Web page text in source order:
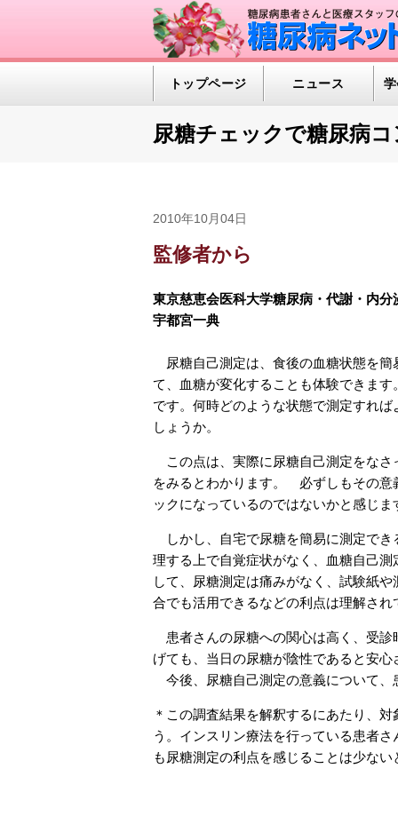
トップページ ニュース
尿糖チェックで糖尿病
2010年10月04日
監修者から
東京慈恵会医科大学糖尿病・代謝・内分
宇都宮一典
尿糖自己測定は、食後の血糖状態を簡
て、血糖が変化することも体験できま
です。何時どのような状態で測定すれ
しょうか。
この点は、実際に尿糖自己測定をなさ
をみるとわかります。 必ずしもその意
ックになっているのではないかと感じま
しかし、自宅で尿糖を簡易に測定でき
理する上で自覚症状がなく、血糖自己
して、尿糖測定は痛みがなく、試験紙
合でも活用できるなどの利点は理解され
患者さんの尿糖への関心は高く、受診
げても、当日の尿糖が陰性であると安心
今後、尿糖自己測定の意義について、
＊この調査結果を解釈するにあたり、
う。インスリン療法を行っている患者
も尿糖測定の利点を感じることは少ない